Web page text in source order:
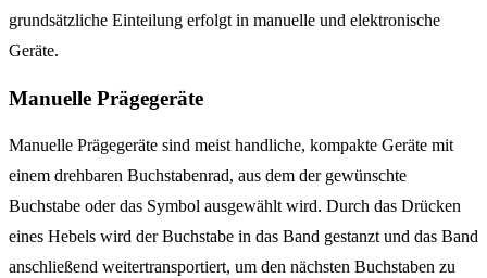
grundsätzliche Einteilung erfolgt in manuelle und elektronische
Geräte.
Manuelle Prägegeräte
Manuelle Prägegeräte sind meist handliche, kompakte Geräte mit
einem drehbaren Buchstabenrad, aus dem der gewünschte
Buchstabe oder das Symbol ausgewählt wird. Durch das Drücken
eines Hebels wird der Buchstabe in das Band gestanzt und das Band
anschließend weitertransportiert, um den nächsten Buchstaben zu